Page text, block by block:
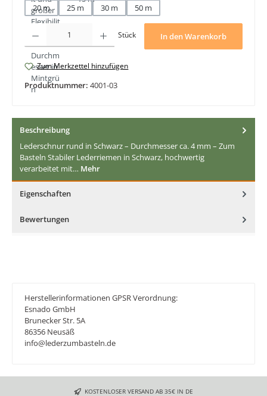
20 m
25 m 30 m 50 m
Stück In den Warenkorb
Zum Merkzettel hinzufügen
Produktnummer: 4001-03
Beschreibung
Lederschnur rund in Schwarz – Durchmesser ca. 4 mm – Zum
Basteln Stabiler Lederriemen in Schwarz, hochwertig
verarbeitet mit… Mehr
Eigenschaften
Bewertungen
Herstellerinformationen GPSR Verordnung:
Esnado GmbH
Brunecker Str. 5A
86356 Neusäß
info@lederzumbasteln.de
KOSTENLOSER VERSAND AB 35€ IN DE